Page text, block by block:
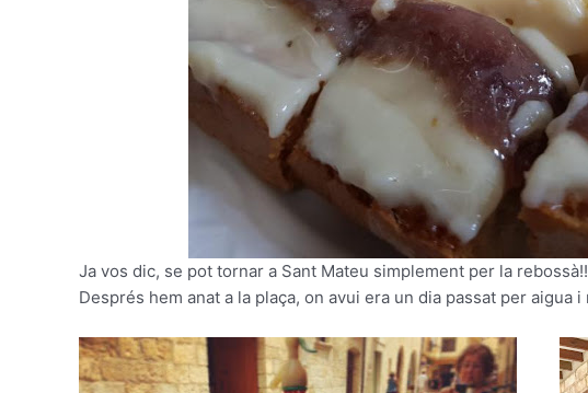
Ja vos dic, se pot tornar a Sant Mateu simplement per la rebossà!!
Després hem anat a la plaça, on avui era un dia passat per